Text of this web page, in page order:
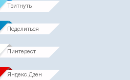
Твитнуть
Поделиться
Пинтерест
Яндекс.Дзен